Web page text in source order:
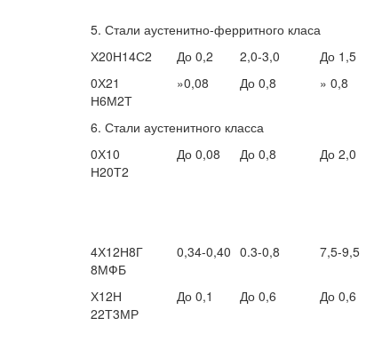
5. Стали аустенитно-ферритного класа
Х20Н14С2
До 0,2 2,0-3,0 До 1,5
0Х21
Н6М2Т
»0,08 До 0,8 » 0,8
6. Стали аустенитного класса
0Х10
Н20Т2
До 0,08 До 0,8 До 2,0
4Х12Н8Г
8МФБ
0,34-0,40 0.3-0,8 7,5-9,5
Х12Н
22Т3МР
До 0,1 До 0,6 До 0,6